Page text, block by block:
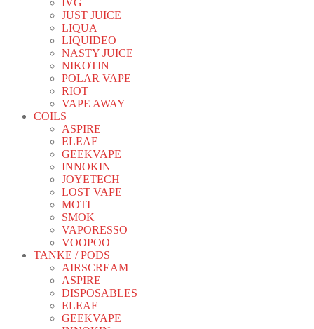
IVG
JUST JUICE
LIQUA
LIQUIDEO
NASTY JUICE
NIKOTIN
POLAR VAPE
RIOT
VAPE AWAY
COILS
ASPIRE
ELEAF
GEEKVAPE
INNOKIN
JOYETECH
LOST VAPE
MOTI
SMOK
VAPORESSO
VOOPOO
TANKE / PODS
AIRSCREAM
ASPIRE
DISPOSABLES
ELEAF
GEEKVAPE